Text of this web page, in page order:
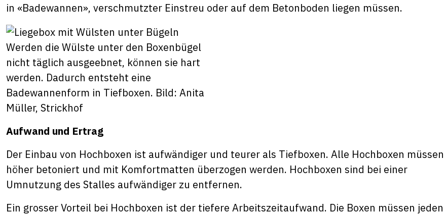
in «Badewannen», verschmutzter Einstreu oder auf dem Betonboden liegen müssen.
Werden die Wülste unter den Boxenbügel
nicht täglich ausgeebnet, können sie hart
werden. Dadurch entsteht eine
Badewannenform in Tiefboxen. Bild: Anita
Müller, Strickhof
Aufwand und Ertrag
Der Einbau von Hochboxen ist aufwändiger und teurer als Tiefboxen. Alle Hochboxen müssen
höher betoniert und mit Komfortmatten überzogen werden. Hochboxen sind bei einer
Umnutzung des Stalles aufwändiger zu entfernen.
Ein grosser Vorteil bei Hochboxen ist der tiefere Arbeitszeitaufwand. Die Boxen müssen jeden